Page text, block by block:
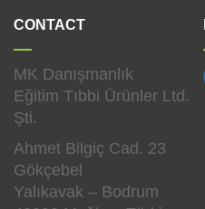
CONTACT
MK Danışmanlık
Eğitim Tıbbi Ürünler Ltd.
Şti.
Ahmet Bilgiç Cad. 23
Gökçebel
Yalıkavak – Bodrum